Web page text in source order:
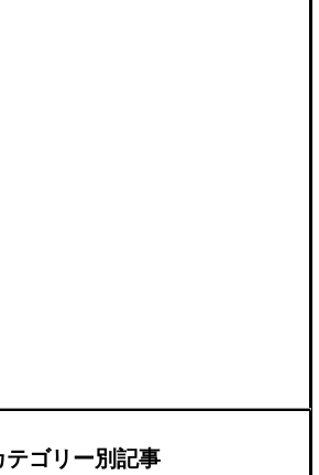
テゴリー別記事